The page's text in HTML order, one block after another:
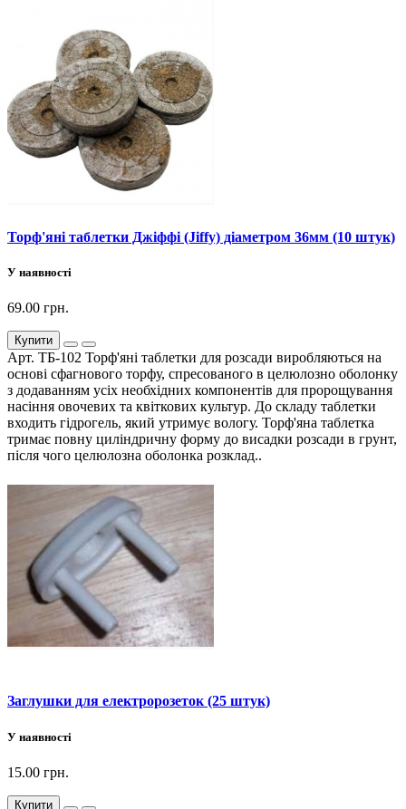
Торф'яні таблетки Джіффі (Jiffy) діаметром 36мм (10 штук)
У наявності
69.00 грн.
Купити
Арт. ТБ-102 Торф'яні таблетки для розсади виробляються на
основі сфагнового торфу, спресованого в целюлозно оболонку
з додаванням усіх необхідних компонентів для пророщування
насіння овочевих та квіткових культур. До складу таблетки
входить гідрогель, який утримує вологу. Торф'яна таблетка
тримає повну циліндричну форму до висадки розсади в грунт,
після чого целюлозна оболонка розклад..
Заглушки для електророзеток (25 штук)
У наявності
15.00 грн.
Купити